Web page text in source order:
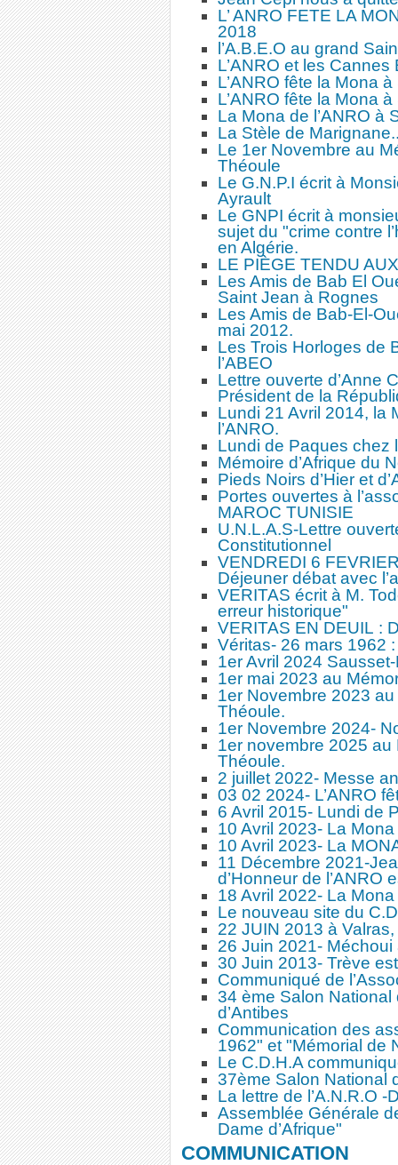
L’ ANRO FETE LA
2018
l’A.B.E.O au grand
L’ANRO et les Cannes
L’ANRO fête la Mona
L’ANRO fête la Mona
La Mona de l’ANRO à
La Stèle de
Le 1er Novembre au
Théoule
Le G.N.P.I écrit à
Ayrault
Le GNPI écrit à
sujet du "crime contre
en Algérie.
LE PIÈGE TENDU
Les Amis de Bab El
Saint Jean à Rognes
Les Amis de Bab-El-
mai 2012.
Les Trois Horloges de
l’ABEO
Lettre ouverte d’Anne
Président de la
Lundi 21 Avril 2014, la
l’ANRO.
Lundi de Paques chez
Mémoire d’Afrique du
Pieds Noirs d’Hier et
Portes ouvertes à
MAROC TUNISIE
U.N.L.A.S-Lettre
Constitutionnel
VENDREDI 6
Déjeuner débat avec
VERITAS écrit à M.
erreur historique"
VERITAS EN DEUIL :
Véritas- 26 mars 1962
1er Avril 2024
1er mai 2023 au
1er Novembre 2023
Théoule.
1er Novembre 2024-
1er novembre 2025 au
Théoule.
2 juillet 2022- Messe
03 02 2024- L’ANRO
6 Avril 2015- Lundi de
10 Avril 2023- La
10 Avril 2023- La
11 Décembre 2021-
d’Honneur de l’ANRO
18 Avril 2022- La Mona
Le nouveau site du
22 JUIN 2013 à
26 Juin 2021-
30 Juin 2013- Trève
Communiqué de
34 ème Salon
d’Antibes
Communication des
1962" et "Mémorial de
Le C.D.H.A
37ème Salon National
La lettre de l’A.N.R.O -
Assemblée Générale
Dame d’Afrique"
COMMUNICATION